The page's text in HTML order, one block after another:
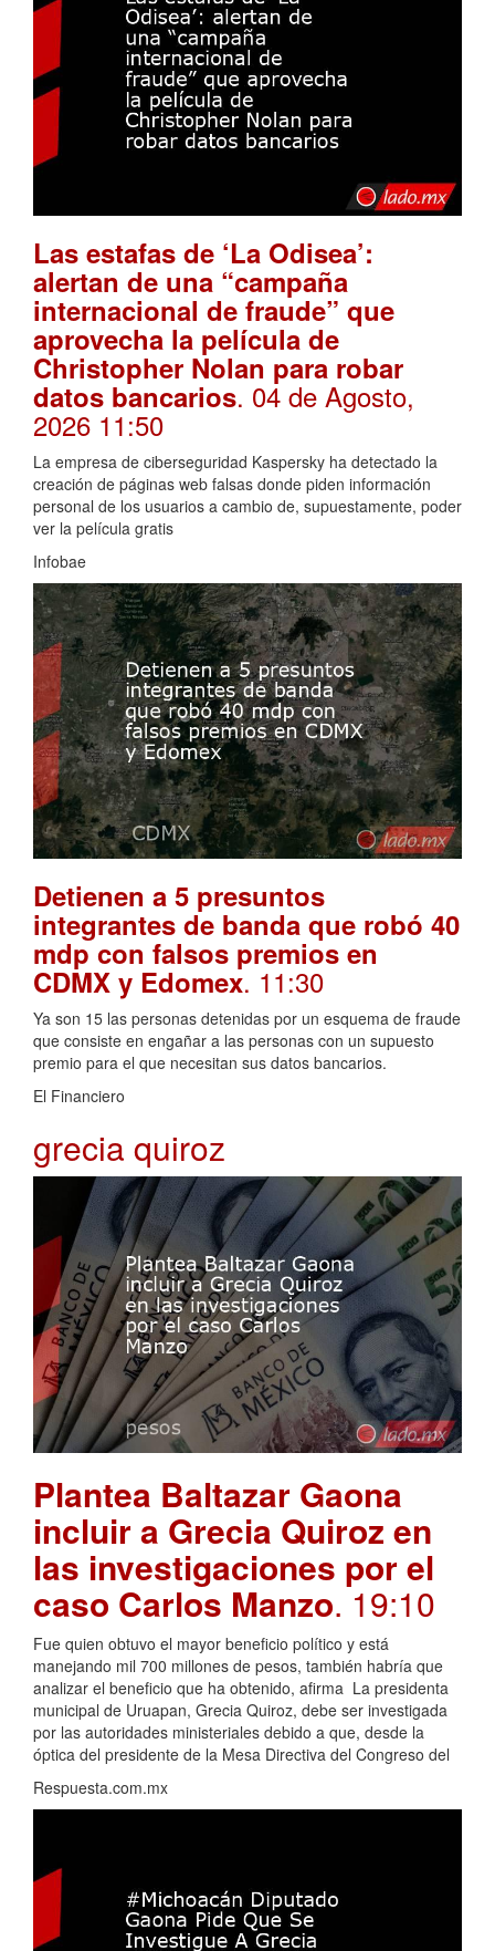
Las estafas de ‘La Odisea’:
alertan de una “campaña
internacional de fraude” que
aprovecha la película de
Christopher Nolan para robar
datos bancarios. 04 de Agosto,
2026 11:50
La empresa de ciberseguridad Kaspersky ha detectado la
creación de páginas web falsas donde piden información
personal de los usuarios a cambio de, supuestamente, poder
ver la película gratis
Infobae
Detienen a 5 presuntos
integrantes de banda que robó 40
mdp con falsos premios en
CDMX y Edomex. 11:30
Ya son 15 las personas detenidas por un esquema de fraude
que consiste en engañar a las personas con un supuesto
premio para el que necesitan sus datos bancarios.
El Financiero
grecia quiroz
Plantea Baltazar Gaona
incluir a Grecia Quiroz en
las investigaciones por el
caso Carlos Manzo. 19:10
Fue quien obtuvo el mayor beneficio político y está
manejando mil 700 millones de pesos, también habría que
analizar el beneficio que ha obtenido, afirma La presidenta
municipal de Uruapan, Grecia Quiroz, debe ser investigada
por las autoridades ministeriales debido a que, desde la
óptica del presidente de la Mesa Directiva del Congreso del
Respuesta.com.mx